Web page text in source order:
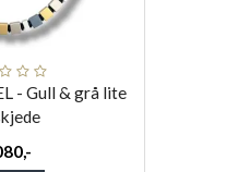
- Gull & grå lite